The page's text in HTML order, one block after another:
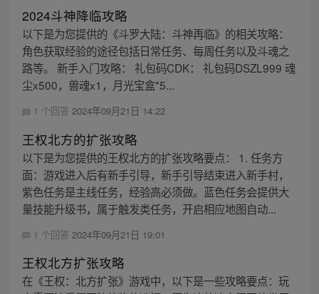
2024斗神降临攻略
以下是为您提供的《斗罗大陆：斗神再临》的相关攻略：
角色获取经验的途径包括日常任务、每周任务以及斗魂之
路等。 新手入门攻略： 礼包码CDK： 礼包码DSZL999 魂
尘x500，兽魂x1，月光宝盒*5...
1 个回答 2024年09月21日 14:22
王权北方的扩张攻略
以下是为您提供的王权北方的扩张攻略要点： 1. 任务方
面：游戏进入后有新手引导，新手引导结束进入新手村，
紫色任务是主线任务，经验高必须做。蓝色任务会提供大
量技能升级书，属于触发类任务，开启相应地图自动...
1 个回答 2024年09月21日 19:01
王权北方扩张攻略
在《王权：北方扩张》游戏中，以下是一些攻略要点：玩